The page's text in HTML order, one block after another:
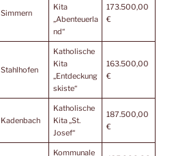
Simmern
Kita
„Abenteuerla
nd“
173.500,00
€
Stahlhofen
Katholische
Kita
„Entdeckung
skiste“
163.500,00
€
Kadenbach
Katholische
Kita „St.
Josef“
187.500,00
€
Kommunale